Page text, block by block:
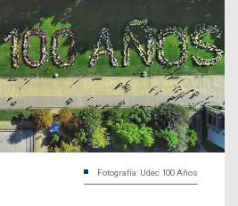
Fotografía: Udec 100 Años